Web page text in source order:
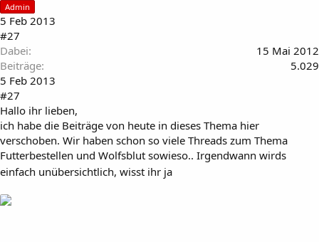
Admin
5 Feb 2013
#27
Dabei
15 Mai 2012
Beiträge
5.029
5 Feb 2013
#27
Hallo ihr lieben,
ich habe die Beiträge von heute in dieses Thema hier
verschoben. Wir haben schon so viele Threads zum Thema
Futterbestellen und Wolfsblut sowieso.. Irgendwann wirds
einfach unübersichtlich, wisst ihr ja